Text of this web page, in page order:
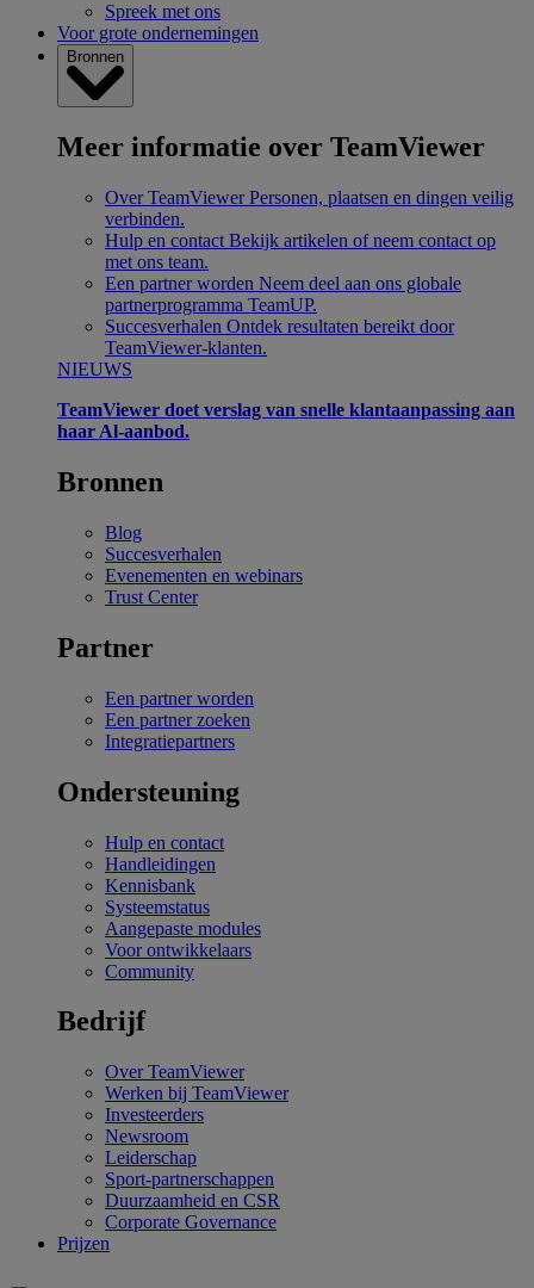
Spreek met ons
Voor grote ondernemingen
Bronnen
Meer informatie over TeamViewer
Over TeamViewer Personen, plaatsen en dingen veilig
verbinden.
Hulp en contact Bekijk artikelen of neem contact op
met ons team.
Een partner worden Neem deel aan ons globale
partnerprogramma TeamUP.
Succesverhalen Ontdek resultaten bereikt door
TeamViewer-klanten.
NIEUWS
TeamViewer doet verslag van snelle klantaanpassing aan
haar Al-aanbod.
Bronnen
Blog
Succesverhalen
Evenementen en webinars
Trust Center
Partner
Een partner worden
Een partner zoeken
Integratiepartners
Ondersteuning
Hulp en contact
Handleidingen
Kennisbank
Systeemstatus
Aangepaste modules
Voor ontwikkelaars
Community
Bedrijf
Over TeamViewer
Werken bij TeamViewer
Investeerders
Newsroom
Leiderschap
Sport-partnerschappen
Duurzaamheid en CSR
Corporate Governance
Prijzen